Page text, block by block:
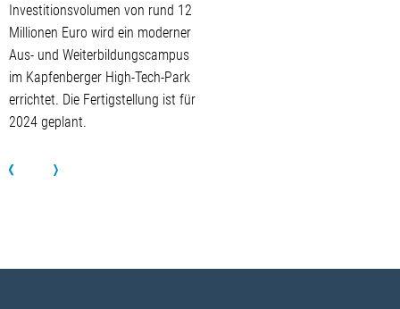
Investitionsvolumen von rund 12
Millionen Euro wird ein moderner
Aus- und Weiterbildungscampus
im Kapfenberger High-Tech-Park
errichtet. Die Fertigstellung ist für
2024 geplant.